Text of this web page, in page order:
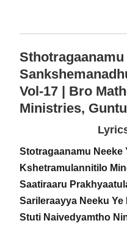
Sthotragaanamu
Vol-17 | Bro
Ministries,
Stotragaanamu Neeke
Kshetramulannitilo
Saatiraaru
Sarileraayya Neeku Ye
Stuti Naivedyamtho